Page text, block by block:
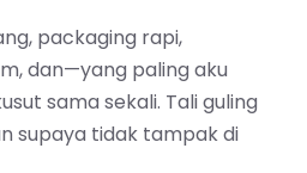
packaging rapi,
dan—yang paling aku
sama sekali. Tali guling
supaya tidak tampak di